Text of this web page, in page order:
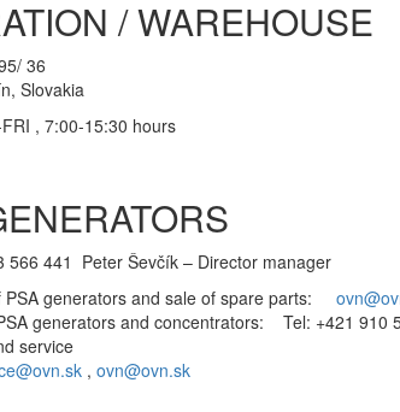
/ WAREHOUSE
36
Slovakia
, 7:00-15:30 hours
566 441 Peter Ševčík – Director manager
PSA generators and sale of spare parts:
generators and concentrators: Tel: +421 910
service
, ovn@ovn.sk